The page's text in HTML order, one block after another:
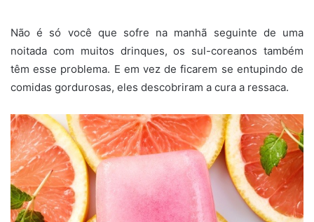
Não é só você que sofre na manhã seguinte de uma
noitada com muitos drinques, os sul-coreanos também
têm esse problema. E em vez de ficarem se entupindo de
comidas gordurosas, eles descobriram a cura a ressaca.